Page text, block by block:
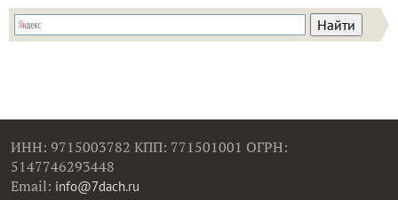
ИНН: 9715003782 КПП: 771501001 ОГРН:
5147746293448
Email: info@7dach.ru